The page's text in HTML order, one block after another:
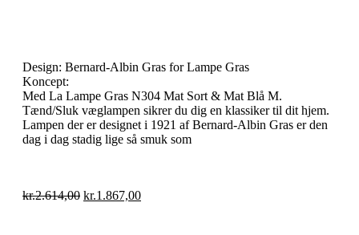
Design: Bernard-Albin Gras for Lampe Gras
Koncept:
Med La Lampe Gras N304 Mat Sort & Mat Blå M.
Tænd/Sluk væglampen sikrer du dig en klassiker til dit hjem.
Lampen der er designet i 1921 af Bernard-Albin Gras er den
dag i dag stadig lige så smuk som
kr.2.614,00 kr.1.867,00